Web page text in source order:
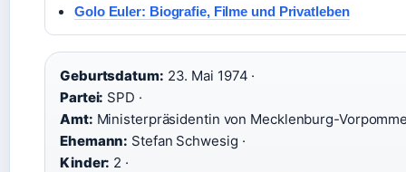
Golo Euler: Biografie, Filme und Privatleben
Geburtsdatum: 23. Mai 1974 ·
Partei: SPD ·
Amt: Ministerpräsidentin von Mecklenburg-
Ehemann: Stefan Schwesig ·
Kinder: 2 ·